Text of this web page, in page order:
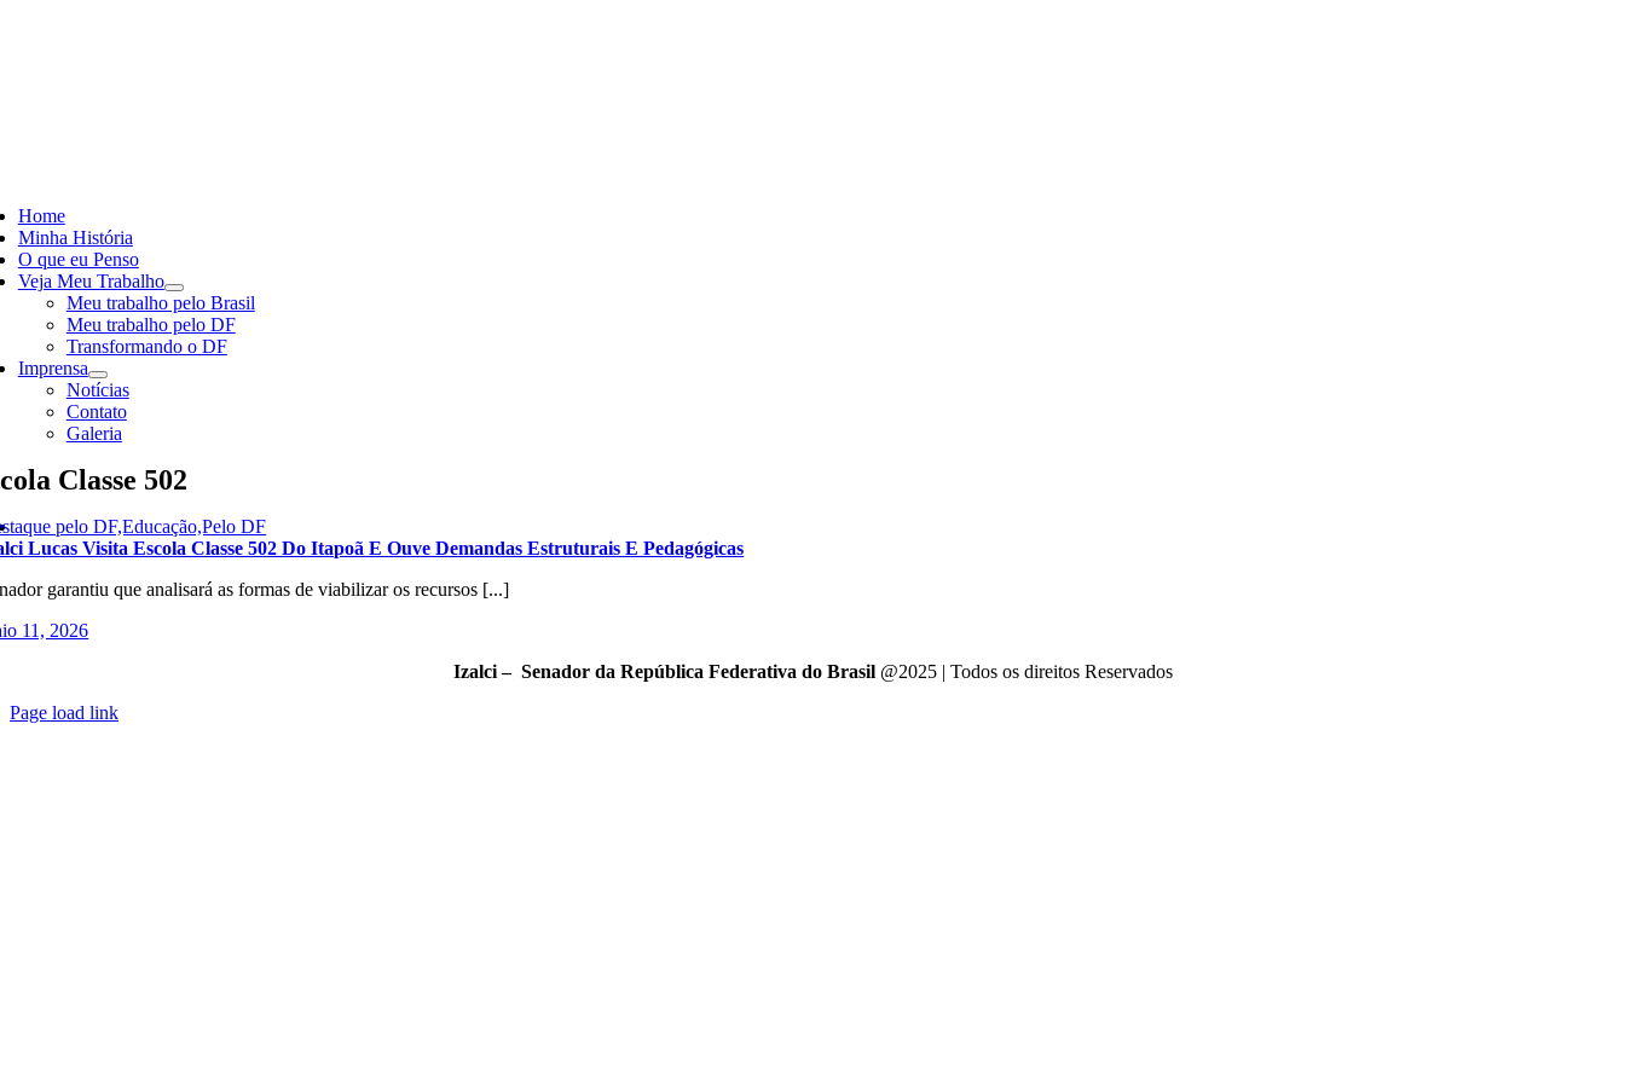
Home
Minha História
O que eu Penso
Veja Meu Trabalho
Meu trabalho pelo Brasil
Meu trabalho pelo DF
Transformando o DF
Imprensa
Notícias
Contato
Galeria
Classe 502
pelo DF,Educação,Pelo DF
Lucas Visita Escola Classe 502 Do Itapoã E Ouve Demandas Estruturais E Pedagógicas
garantiu que analisará as formas de viabilizar os recursos [...]
11, 2026
Izalci – Senador da República Federativa do Brasil@2025 | Todos os direitos Reservados
Page load link